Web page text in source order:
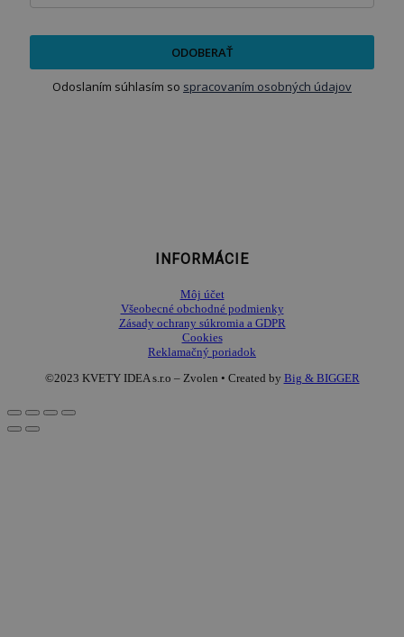
ODOBERAŤ
Odoslaním súhlasím so spracovaním osobných údajov
INFORMÁCIE
Môj účet
Všeobecné obchodné podmienky
Zásady ochrany súkromia a GDPR
Cookies
Reklamačný poriadok
©2023 KVETY IDEA s.r.o – Zvolen • Created by Big & BIGGER